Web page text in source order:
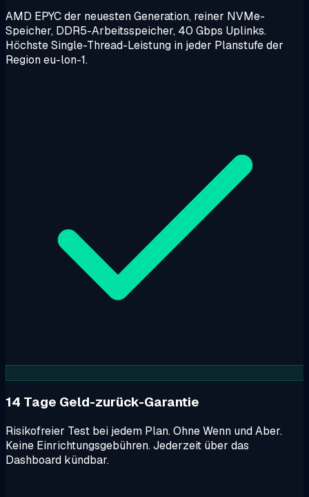
AMD EPYC der neuesten Generation, reiner NVMe-
Speicher, DDR5-Arbeitsspeicher, 40 Gbps Uplinks.
Höchste Single-Thread-Leistung in jeder Planstufe der
Region eu-lon-1.
14 Tage Geld-zurück-Garantie
Risikofreier Test bei jedem Plan. Ohne Wenn und Aber.
Keine Einrichtungsgebühren. Jederzeit über das
Dashboard kündbar.